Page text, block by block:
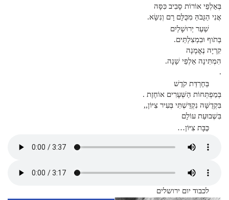
בְּאַלְפֵי אוֹרוֹת סָבִיב כִּסָּה
אֲנִי הַגָּבֹהַּ מִכֻּלָּם רָם וְנִשָּׂא.
שַׁעַר יְרוּשָׁלַיִם
בְּתֹוף וּבִמְצִלְתַּים.
קִרְיָה נֶאֱמָנָה
הִמְתִּינָה אַלְפֵי שָׁנָה.
.
בְּחֶרְדַּת קֹדֶשׁ
בְּמַפְתְּחוֹת הַשְּׁעָרִים אוֹחֶזֶת .
בִּקְדֻשָּׁה נִקְדַּשְׁתִּי בְּעִיר צִיּוֹן,,
בִּשְׁבוּעַת עוֹלָם
כֶּבָּת צִיּוֹן…
לכבוד יום ירושלים